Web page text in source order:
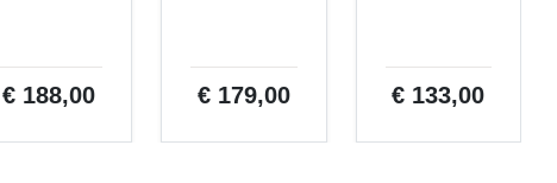
€ 188,00 € 179,00 € 133,00